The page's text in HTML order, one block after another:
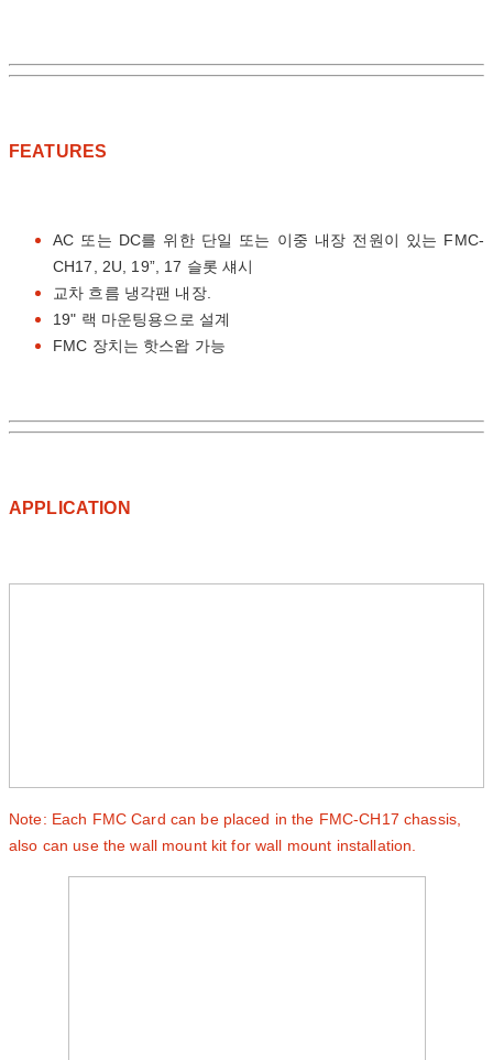
FEATURES
AC 또는 DC를 위한 단일 또는 이중 내장 전원이 있는 FMC-
CH17, 2U, 19”, 17 슬롯 섀시
교차 흐름 냉각팬 내장.
19" 랙 마운팅용으로 설계
FMC 장치는 핫스왑 가능
APPLICATION
Note: Each FMC Card can be placed in the FMC-CH17 chassis,
also can use the wall mount kit for wall mount installation.